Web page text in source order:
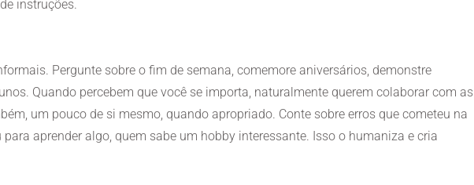
instruções.
Pergunte sobre o fim de semana, comemore aniversários, demonstre
Quando percebem que você se importa, naturalmente querem colaborar com as
um pouco de si mesmo, quando apropriado. Conte sobre erros que cometeu na
aprender algo, quem sabe um hobby interessante. Isso o humaniza e cria